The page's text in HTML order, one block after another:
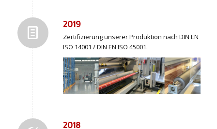
2019
Zertifizierung unserer Produktion nach DIN EN
ISO 14001 / DIN EN ISO 45001.
2018